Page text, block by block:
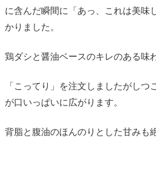
に含んだ瞬間に「あっ、これは美味
かりました。
鶏ダシと醤油ベースのキレのある味
「こってり」を注文しましたがし
が口いっぱいに広がります。
背脂と腹油のほんのりとした甘みも